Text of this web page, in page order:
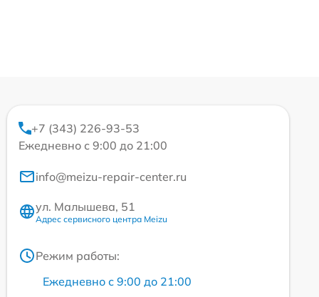
+7 (343) 226-93-53
Ежедневно с 9:00 до 21:00
info@meizu-repair-center.ru
ул. Малышева, 51
Адрес сервисного центра Meizu
Режим работы:
Ежедневно с 9:00 до 21:00